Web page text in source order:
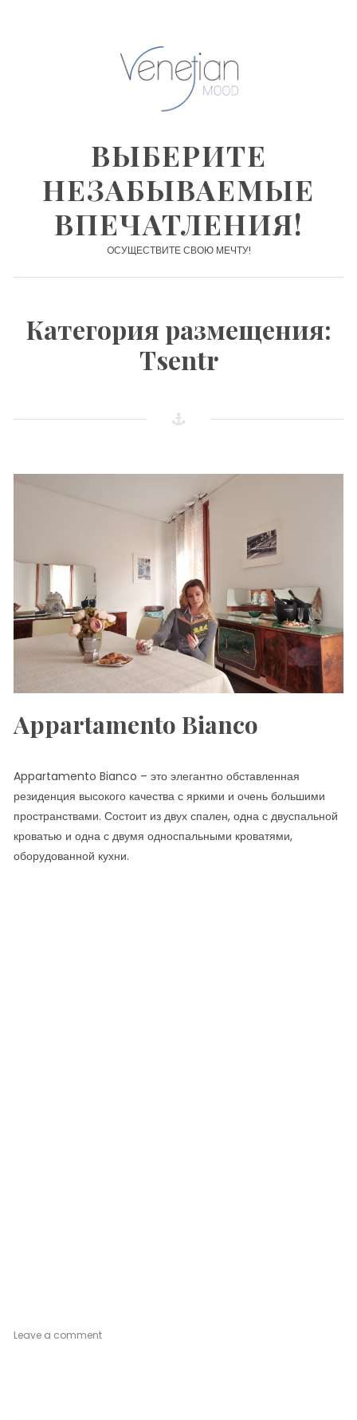
ВЫБЕРИТЕ
НЕЗАБЫВАЕМЫЕ
ВПЕЧАТЛЕНИЯ!
OСУЩЕСТВИТЕ СВОЮ МЕЧТУ!
Категория размещения:
Tsentr
Appartamento Bianco
Appartamento Bianco – это элегантно обставленная
резиденция высокого качества с яркими и очень большими
пространствами. Состоит из двух спален, одна с двуспальной
кроватью и одна с двумя односпальными кроватями,
оборудованной кухни.
Leave a commenton